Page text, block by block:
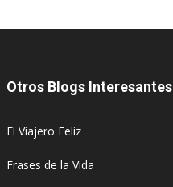
Otros Blogs Interesantes
El Viajero Feliz
Frases de la Vida